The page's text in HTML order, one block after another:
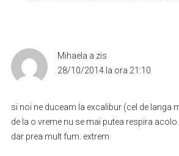
Mihaela a zis
28/10/2014 la ora 21:10
si noi ne duceam la excalibur (cel de langa
de la o vreme nu se mai putea respira
dar prea mult fum. extrem